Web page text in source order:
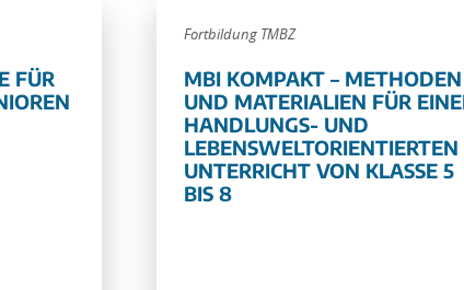
FÜR
Fortbildung TMBZ
MBI KOMPAKT – METHODEN
UND MATERIALIEN FÜR
HANDLUNGS- UND
LEBENSWELTORIENTIERTEN
UNTERRICHT VON KLASSE 5
BIS 8